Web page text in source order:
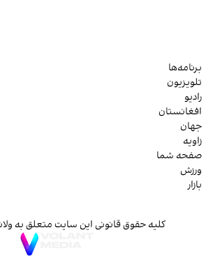
برنامه‌ها
تلویزیون
رادیو
افغانستان
جهان
زاویه
صفحه شما
ورزش
بازار
کلیه حقوق قانونی این سایت متعلق به